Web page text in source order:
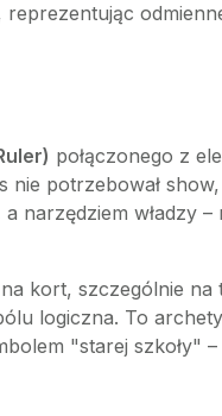
połączonego z
potrzebował
narzędziem władzy –
kort, szczególnie
logiczna. To
"starej szkoły"